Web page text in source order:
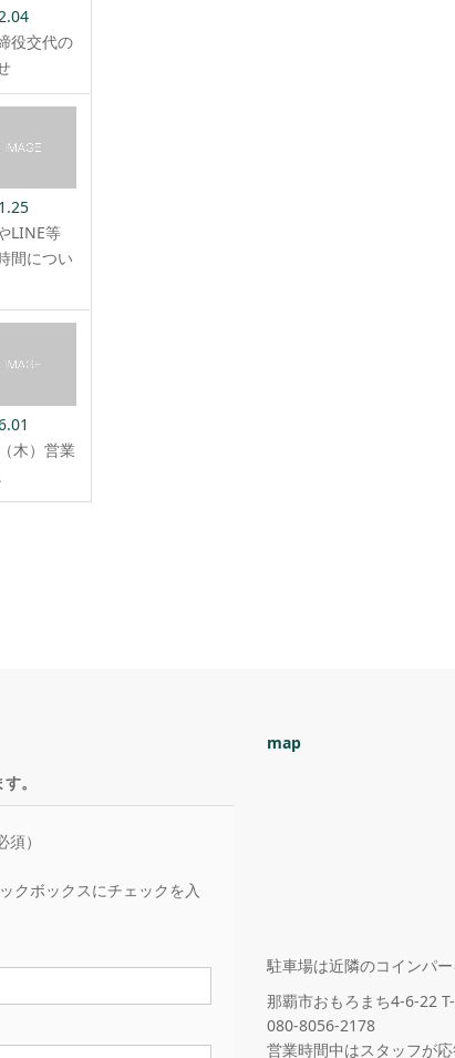
役交代の
LINE等
間につい
木）営業
。
）
クボックスにチェックを入
map
駐車場は近隣のコインパ
那覇市おもろまち4-6-22
080-8056-2178
営業時間中はスタッフが